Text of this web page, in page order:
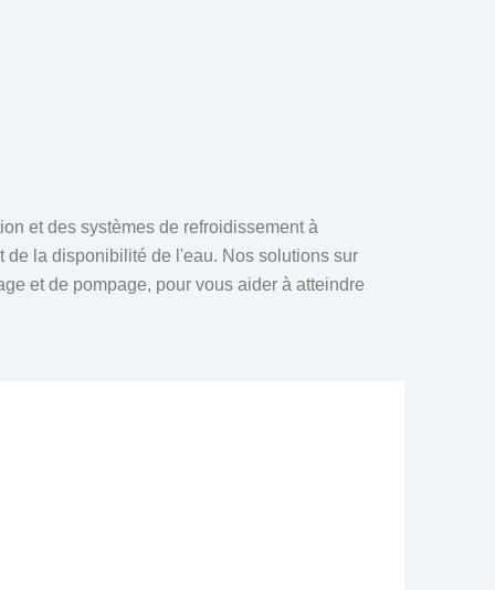
et des systèmes de refroidissement à
de la disponibilité de l'eau. Nos solutions sur
et de pompage, pour vous aider à atteindre